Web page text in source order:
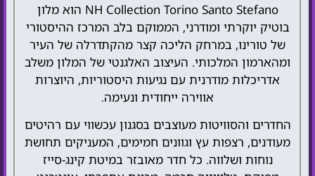
NH Collection Torino Santo Stefano הוא מלון
בוטיק יוקרתי ומודרני, הממוקם בלב המרכז ההיסטורי
של טורינו, במרחק הליכה קצר מהקתדרלה של העיר
ומהארמון המלכותי. העיצוב האלגנטי של המלון משלב
אדריכלות מודרנית עם נגיעות היסטוריות, היוצרות
אווירה ייחודית ונעימה.
החדרים והסוויטות מעוצבים בסגנון עכשווי עם רהיטים
מעודנים, רצפות עץ וגוונים חמימים, המעניקים תחושת
נוחות ושלווה. כל חדר מאובזר במיטת קינג-סייז